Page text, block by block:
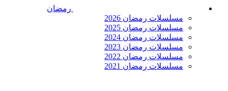
رمضان
مسلسلات رمضان 2026
مسلسلات رمضان 2025
مسلسلات رمضان 2024
مسلسلات رمضان 2023
مسلسلات رمضان 2022
مسلسلات رمضان 2021